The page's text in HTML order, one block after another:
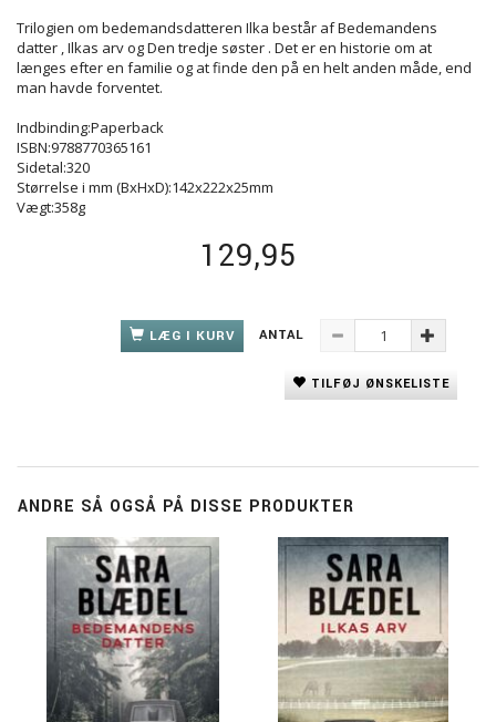
Trilogien om bedemandsdatteren Ilka består af Bedemandens
datter , Ilkas arv og Den tredje søster . Det er en historie om at
længes efter en familie og at finde den på en helt anden måde, end
man havde forventet.
Indbinding:Paperback
ISBN:9788770365161
Sidetal:320
Størrelse i mm (BxHxD):142x222x25mm
Vægt:358g
129,95
LÆG I KURV ANTAL
TILFØJ ØNSKELISTE
ANDRE SÅ OGSÅ PÅ DISSE PRODUKTER